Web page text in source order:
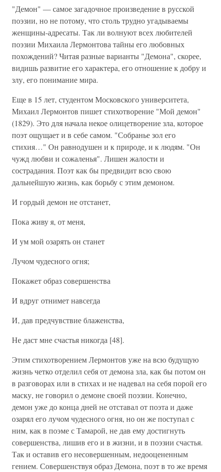
"Демон" — самое загадочное произведение в русской
поэзии, но не потому, что столь трудно угадываемы
женщины-адресаты. Так ли волнуют всех любителей
поэзии Михаила Лермонтова тайны его любовных
похождений? Читая разные варианты "Демона", скорее,
видишь развитие его характера, его отношение к добру и
злу, его понимание мира.
Еще в 15 лет, студентом Московского университета,
Михаил Лермонтов пишет стихотворение "Мой демон"
(1829). Это для начала некое олицетворение зла, которое
поэт ощущает и в себе самом. "Собранье зол его
стихия…" Он равнодушен и к природе, и к людям. "Он
чужд любви и сожаленья". Лишен жалости и
сострадания. Поэт как бы предвидит всю свою
дальнейшую жизнь, как борьбу с этим демоном.
И гордый демон не отстанет,
Пока живу я, от меня,
И ум мой озарять он станет
Лучом чудесного огня;
Покажет образ совершенства
И вдруг отнимет навсегда
И, дав предчувствие блаженства,
Не даст мне счастья никогда [48].
Этим стихотворением Лермонтов уже на всю будущую
жизнь четко отделил себя от демона зла, как бы потом он
в разговорах или в стихах и не надевал на себя порой его
маску, не говорил о демоне своей поэзии. Конечно,
демон уже до конца дней не отставал от поэта и даже
озарял его лучом чудесного огня, но он же поступал с
ним, как в поэме с Тамарой, не дав ему достигнуть
совершенства, лишив его и в жизни, и в поэзии счастья.
Так и оставив его несовершенным, недооцененным
гением. Совершенствуя образ Демона, поэт в то же время